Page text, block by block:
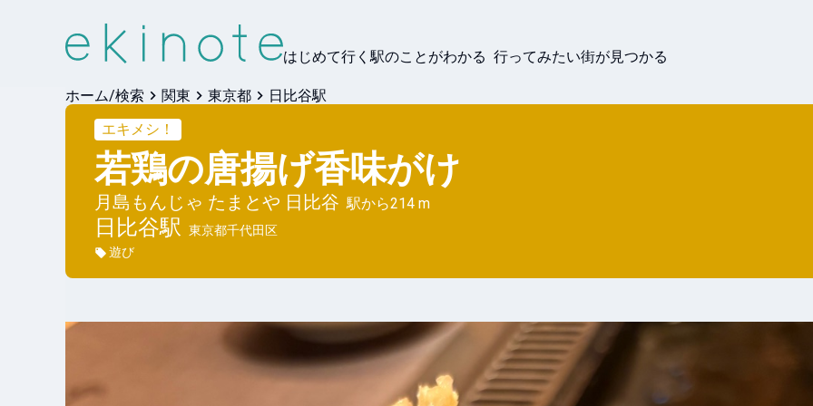
はじめて行く駅のことがわかる 行ってみたい街が見つかる
ホーム/検索 関東 東京都
日比谷駅
エキメシ！
若鶏の唐揚げ香味がけ
月島もんじゃ たまとや 日比谷 駅から214 m
日比谷駅 東京都千代田区
遊び